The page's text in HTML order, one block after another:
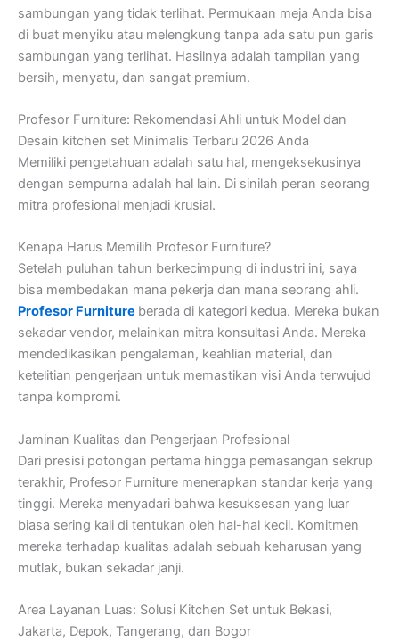
sambungan yang tidak terlihat. Permukaan meja Anda bisa
di buat menyiku atau melengkung tanpa ada satu pun garis
sambungan yang terlihat. Hasilnya adalah tampilan yang
bersih, menyatu, dan sangat premium.
Profesor Furniture: Rekomendasi Ahli untuk Model dan
Desain kitchen set Minimalis Terbaru 2026 Anda
Memiliki pengetahuan adalah satu hal, mengeksekusinya
dengan sempurna adalah hal lain. Di sinilah peran seorang
mitra profesional menjadi krusial.
Kenapa Harus Memilih Profesor Furniture?
Setelah puluhan tahun berkecimpung di industri ini, saya
bisa membedakan mana pekerja dan mana seorang ahli.
Profesor Furniture berada di kategori kedua. Mereka bukan
sekadar vendor, melainkan mitra konsultasi Anda. Mereka
mendedikasikan pengalaman, keahlian material, dan
ketelitian pengerjaan untuk memastikan visi Anda terwujud
tanpa kompromi.
Jaminan Kualitas dan Pengerjaan Profesional
Dari presisi potongan pertama hingga pemasangan sekrup
terakhir, Profesor Furniture menerapkan standar kerja yang
tinggi. Mereka menyadari bahwa kesuksesan yang luar
biasa sering kali di tentukan oleh hal-hal kecil. Komitmen
mereka terhadap kualitas adalah sebuah keharusan yang
mutlak, bukan sekadar janji.
Area Layanan Luas: Solusi Kitchen Set untuk Bekasi,
Jakarta, Depok, Tangerang, dan Bogor